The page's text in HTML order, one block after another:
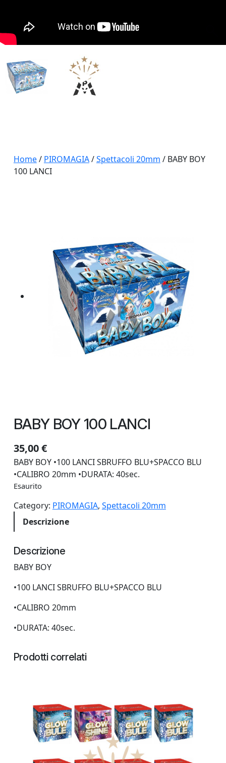
Home/ PIROMAGIA/Spettacoli 20mm / BABY BOY
100 LANCI
BABY BOY 100 LANCI
35,00€
BABY BOY •100 LANCI SBRUFFO BLU+SPACCO BLU
•CALIBRO 20mm •DURATA: 40sec.
Esaurito
Category: PIROMAGIA, Spettacoli 20mm
Descrizione
Descrizione
BABY BOY
•100 LANCI SBRUFFO BLU+SPACCO BLU
•CALIBRO 20mm
•DURATA: 40sec.
Prodotti correlati